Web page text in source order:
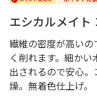
エシカルメイト
繊維の密度が高い
く削れます。細か
出されるので安心
燥。無着色仕上げ。